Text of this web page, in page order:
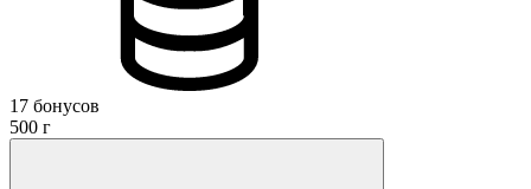
17 бонусов
500 г